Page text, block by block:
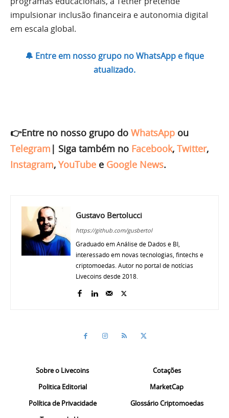
impulsionar inclusão financeira e autonomia digital
em escala global.
🔔 Entre em nosso grupo no WhatsApp e fique
atualizado.
👉Entre no nosso grupo do WhatsApp ou
Telegram | Siga também no Facebook, Twitter,
Instagram, YouTube e Google News.
Gustavo Bertolucci
https://github.com/gusbertol
Graduado em Análise de Dados e BI,
interessado em novas tecnologias, fintechs e
criptomoedas. Autor no portal de notícias
Livecoins desde 2018.
Sobre o Livecoins
Politica Editorial
Política de Privacidade
Cotações
MarketCap
Glossário Criptomoedas